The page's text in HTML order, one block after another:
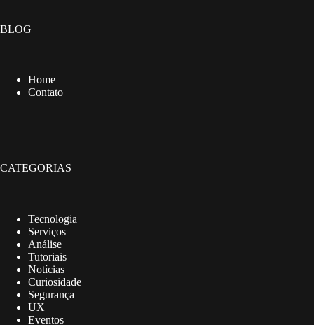
BLOG
Home
Contato
CATEGORIAS
Tecnologia
Serviços
Análise
Tutoriais
Notícias
Curiosidade
Segurança
UX
Eventos